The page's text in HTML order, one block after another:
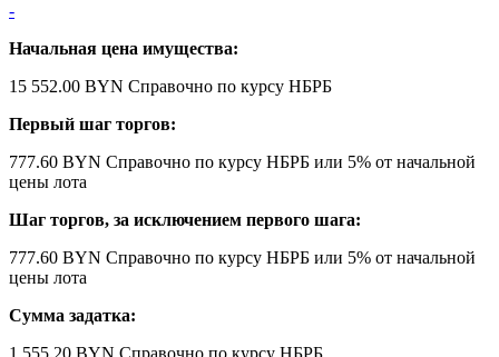
-
Начальная цена имущества:
15 552.00 BYN Справочно по курсу НБРБ
Первый шаг торгов:
777.60 BYN Справочно по курсу НБРБ или 5% от начальной
цены лота
Шаг торгов, за исключением первого шага:
777.60 BYN Справочно по курсу НБРБ или 5% от начальной
цены лота
Сумма задатка: